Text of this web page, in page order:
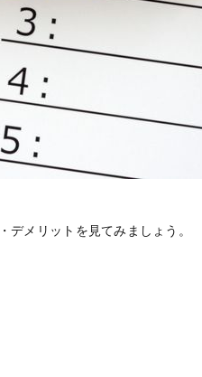
メリットを見てみましょう。